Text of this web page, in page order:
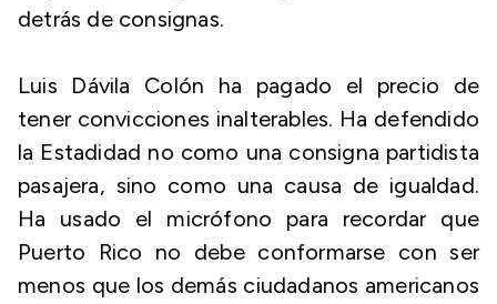
detrás de consignas.
Luis Dávila Colón ha pagado el precio de
tener convicciones inalterables. Ha defendido
la Estadidad no como una consigna partidista
pasajera, sino como una causa de igualdad.
Ha usado el micrófono para recordar que
Puerto Rico no debe conformarse con ser
menos que los demás ciudadanos americanos